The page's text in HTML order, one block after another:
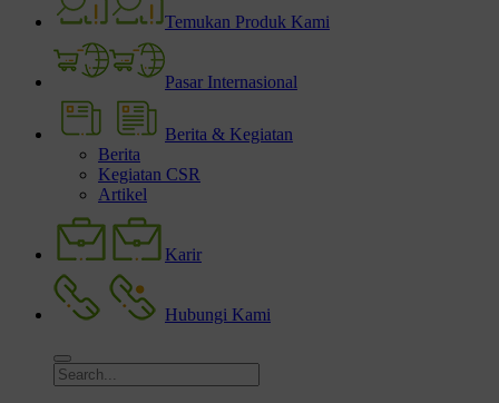
Temukan Produk Kami
Pasar Internasional
Berita & Kegiatan
Berita
Kegiatan CSR
Artikel
Karir
Hubungi Kami